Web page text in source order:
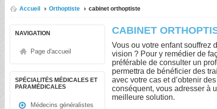
Accueil Orthoptiste cabinet orthoptiste
NAVIGATION
Page d'accueil
SPÉCIALITÉS MÉDICALES ET
PARAMÉDICALES
Médecins généralistes
CABINET
Vous ou votre enfant souffrez
vision ? Pour y remédier de
préférable de consulter un
permettra de bénéficier des
avec votre cas et d’obtenir
conséquent, vous adresser à
meilleure solution.